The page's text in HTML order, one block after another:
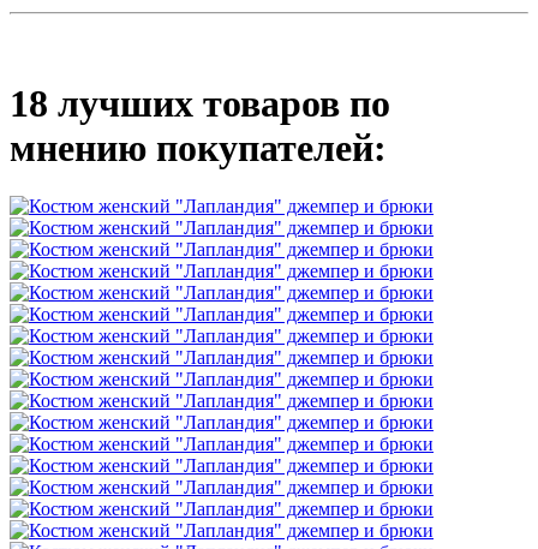
18 лучших товаров по
мнению покупателей: